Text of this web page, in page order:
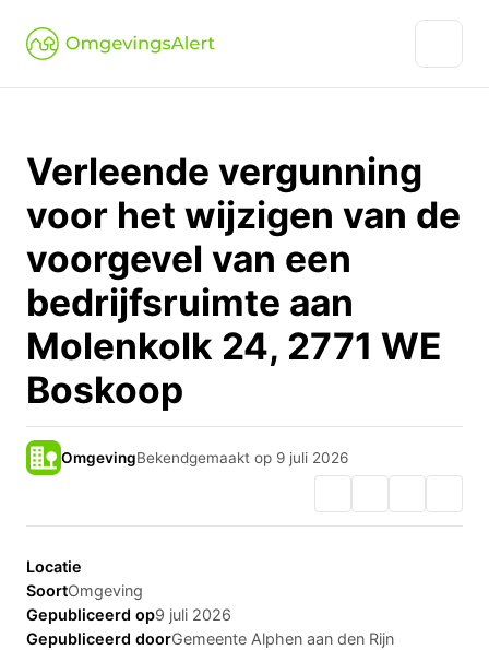
Verleende vergunning
voor het wijzigen van de
voorgevel van een
bedrijfsruimte aan
Molenkolk 24, 2771 WE
Boskoop
OmgevingBekendgemaakt op 9 juli 2026
Locatie
SoortOmgeving
Gepubliceerd op9 juli 2026
Gepubliceerd doorGemeente Alphen aan den Rijn